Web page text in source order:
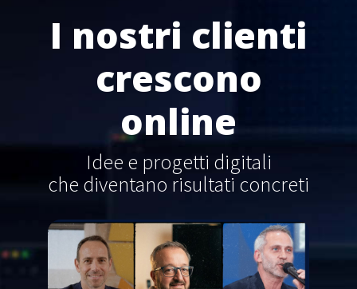
I nostri clienti
crescono
online
Idee e progetti digitali
che diventano risultati concreti